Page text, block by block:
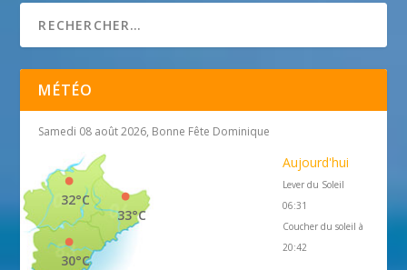
MÉTÉO
Samedi 08 août 2026, Bonne Fête Dominique
33°C
32°C
30°C
Aujourd'hui
Lever du Soleil
06:31
Coucher du soleil à
20:42